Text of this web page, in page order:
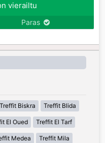
vierailtu
Paras
Treffit Biskra Treffit Blida
El Oued Treffit El Tarf
Medea Treffit Mila